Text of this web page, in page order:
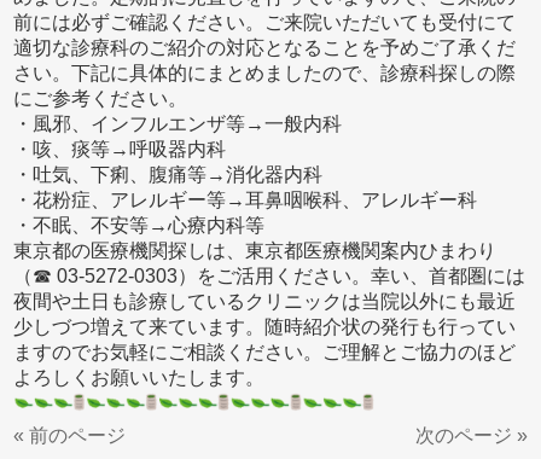
前には必ずご確認ください。ご来院いただいても受付にて
適切な診療科のご紹介の対応となることを予めご了承くだ
さい。下記に具体的にまとめましたので、診療科探しの際
にご参考ください。
・風邪、インフルエンザ等→一般内科
・咳、痰等→呼吸器内科
・吐気、下痢、腹痛等→消化器内科
・花粉症、アレルギー等→耳鼻咽喉科、アレルギー科
・不眠、不安等→心療内科等
東京都の医療機関探しは、東京都医療機関案内ひまわり
（☎ 03-5272-0303）をご活用ください。幸い、首都圏には
夜間や土日も診療しているクリニックは当院以外にも最近
少しづつ増えて来ています。随時紹介状の発行も行ってい
ますのでお気軽にご相談ください。ご理解とご協力のほど
よろしくお願いいたします。
« 前のページ 次のページ »